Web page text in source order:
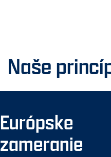
Naše
Európske
zameranie